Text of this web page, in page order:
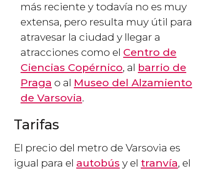
más reciente y todavía no es muy
extensa, pero resulta muy útil para
atravesar la ciudad y llegar a
atracciones como el Centro de
Ciencias Copérnico, al barrio de
Praga o al Museo del Alzamiento
de Varsovia.
Tarifas
El precio del metro de Varsovia es
igual para el autobús y el tranvía, el